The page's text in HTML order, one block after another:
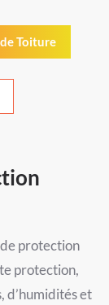
Toiture
protection
protection,
d’humidités et